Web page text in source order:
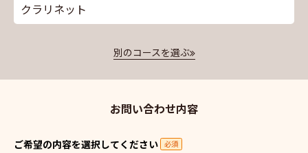
クラリネット
別のコースを選ぶ
お問い合わせ内容
ご希望の内容を選択してください 必須